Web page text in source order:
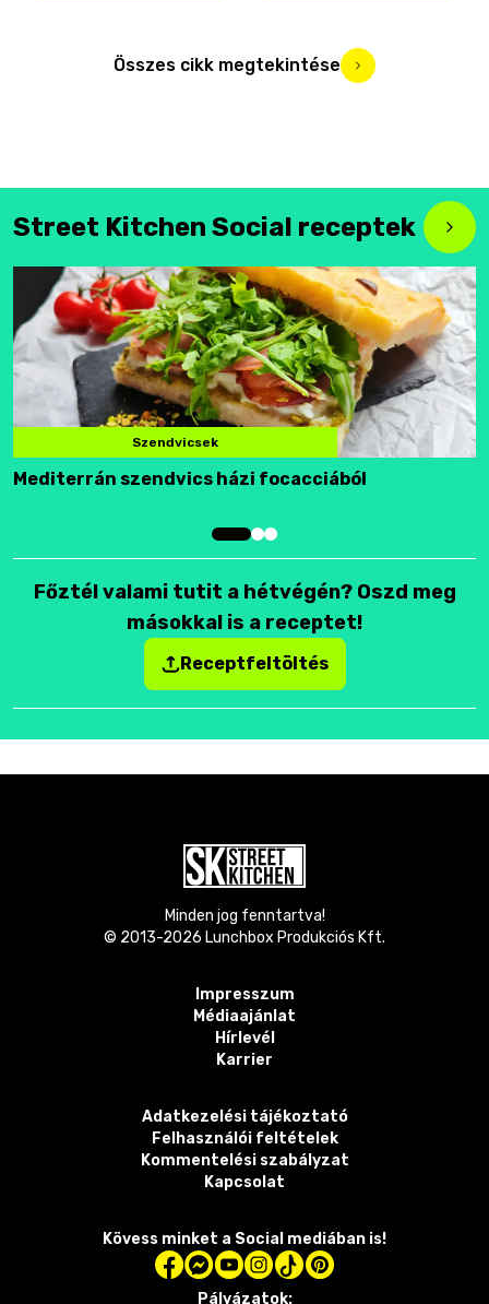
Összes cikk megtekintése
Street Kitchen Social receptek
Szendvicsek
Mediterrán szendvics házi focacciából
Főztél valami tutit a hétvégén? Oszd meg
másokkal is a receptet!
Receptfeltöltés
Minden jog fenntartva!
© 2013-2026 Lunchbox Produkciós Kft.
Impresszum
Médiaajánlat
Hírlevél
Karrier
Adatkezelési tájékoztató
Felhasználói feltételek
Kommentelési szabályzat
Kapcsolat
Kövess minket a Social mediában is!
Pályázatok: